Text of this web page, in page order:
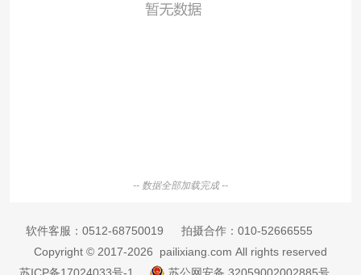
-- 数据全部加载完成 --
软件客服： 0512-68750019 拍摄合作： 010-52666555
Copyright © 2017-2026 pailixiang.com All rights reserved
苏ICP备17024033号-1
苏公网安备 32059002002885号